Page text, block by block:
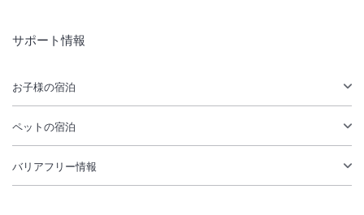
サポート情報
お子様の宿泊
ペットの宿泊
バリアフリー情報